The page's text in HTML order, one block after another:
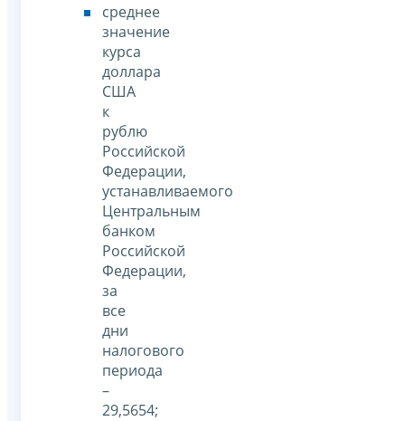
среднее
значение
курса
доллара
США
к
рублю
Российской
Федерации,
устанавливаемого
Центральным
банком
Российской
Федерации,
за
все
дни
налогового
периода
–
29,5654;